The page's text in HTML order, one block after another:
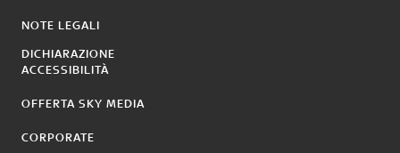
NOTE LEGALI
DICHIARAZIONE
ACCESSIBILITÀ
OFFERTA SKY MEDIA
CORPORATE